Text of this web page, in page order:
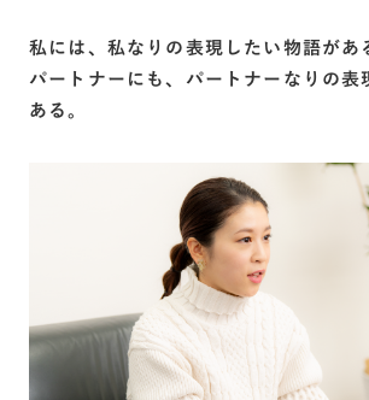
私には、私なりの表現したい物語があ
パートナーにも、パートナーなりの表
ある。